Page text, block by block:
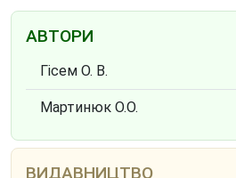
АВТОРИ
Гісем О. В.
Мартинюк О.О.
ВИДАВНИЦТВО